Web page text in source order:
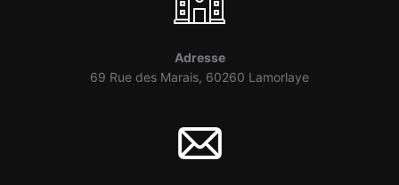
Adresse
69 Rue des Marais, 60260 Lamorlaye